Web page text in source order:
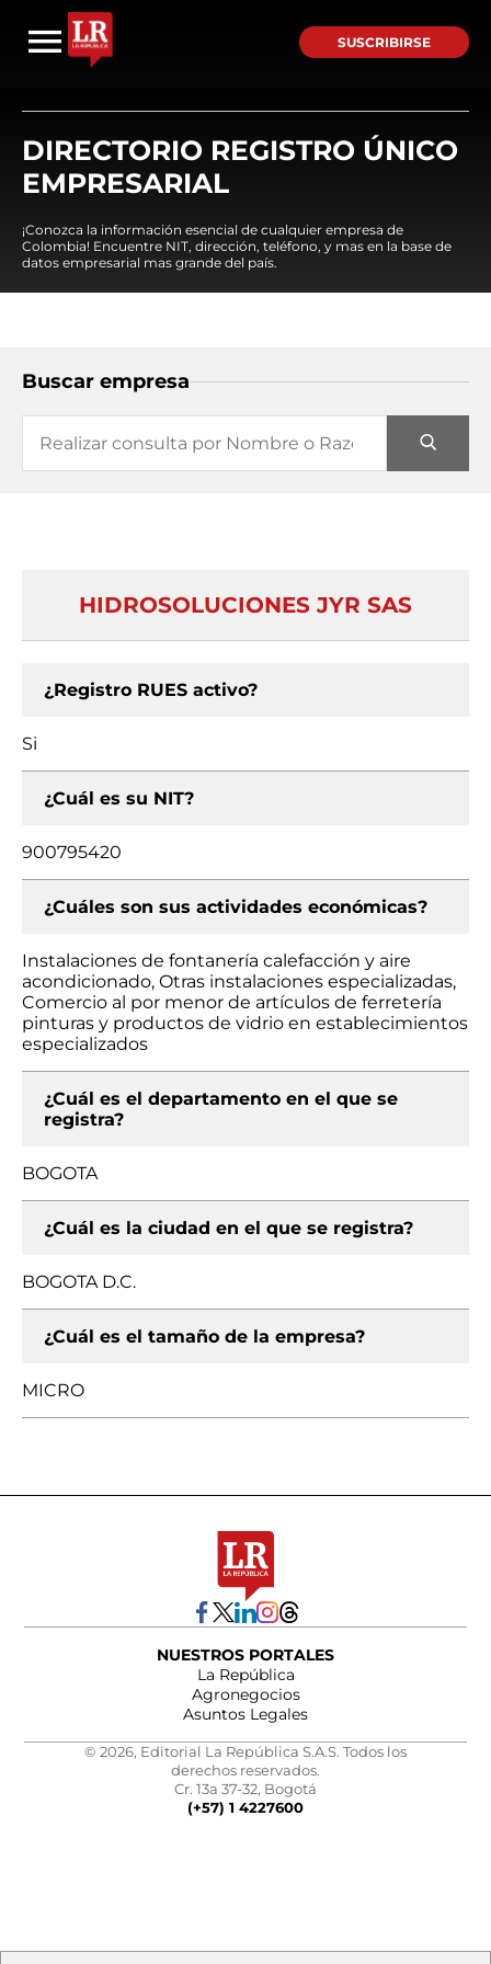
SUSCRIBIRSE
DIRECTORIO REGISTRO ÚNICO
EMPRESARIAL
¡Conozca la información esencial de cualquier empresa de
Colombia! Encuentre NIT, dirección, teléfono, y mas en la base de
datos empresarial mas grande del país.
Buscar empresa
HIDROSOLUCIONES JYR SAS
¿Registro RUES activo?
Si
¿Cuál es su NIT?
900795420
¿Cuáles son sus actividades económicas?
Instalaciones de fontanería calefacción y aire
acondicionado, Otras instalaciones especializadas,
Comercio al por menor de artículos de ferretería
pinturas y productos de vidrio en establecimientos
especializados
¿Cuál es el departamento en el que se
registra?
BOGOTA
¿Cuál es la ciudad en el que se registra?
BOGOTA D.C.
¿Cuál es el tamaño de la empresa?
MICRO
NUESTROS PORTALES
La República
Agronegocios
Asuntos Legales
© 2026, Editorial La República S.A.S. Todos los
derechos reservados.
Cr. 13a 37-32, Bogotá
(+57) 1 4227600